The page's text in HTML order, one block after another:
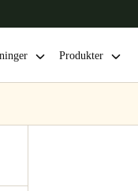
Produkter